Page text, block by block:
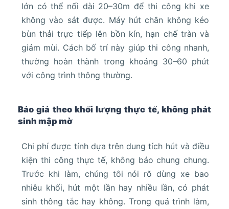
lớn có thể nối dài 20–30m để thi công khi xe
không vào sát được. Máy hút chân không kéo
bùn thải trực tiếp lên bồn kín, hạn chế tràn và
giảm mùi. Cách bố trí này giúp thi công nhanh,
thường hoàn thành trong khoảng 30–60 phút
với công trình thông thường.
Báo giá theo khối lượng thực tế, không phát
sinh mập mờ
Chi phí được tính dựa trên dung tích hút và điều
kiện thi công thực tế, không báo chung chung.
Trước khi làm, chúng tôi nói rõ dùng xe bao
nhiêu khối, hút một lần hay nhiều lần, có phát
sinh thông tắc hay không. Trong quá trình làm,